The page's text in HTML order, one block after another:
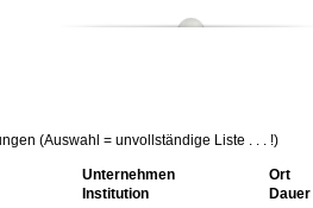
(Auswahl = unvollständige Liste . . . !)
Unternehmen
Institution
Ort
Dauer